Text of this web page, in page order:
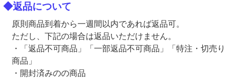
◆返品について
原則商品到着から一週間以内であれば返品可。
ただし、下記の場合は返品いただけません。
・「返品不可商品」「一部返品不可商品」「特注・切売り
商品」
・開封済みのの商品